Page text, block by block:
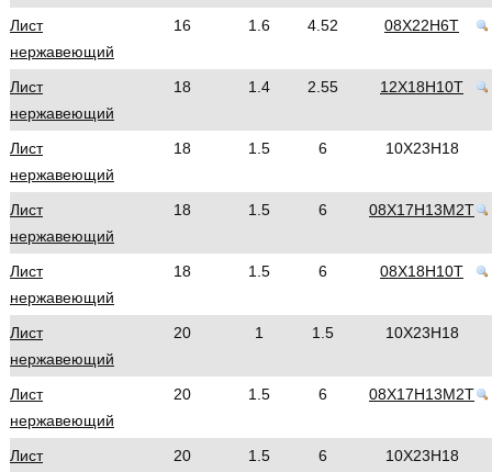
Лист
нержавеющий
16 1.6 4.52 08Х22Н6Т
Лист
нержавеющий
18 1.4 2.55 12Х18Н10Т
Лист
нержавеющий
18 1.5 6 10Х23Н18
Лист
нержавеющий
18 1.5 6 08Х17Н13М2Т
Лист
нержавеющий
18 1.5 6 08Х18Н10Т
Лист
нержавеющий
20 1 1.5 10Х23Н18
Лист
нержавеющий
20 1.5 6 08Х17Н13М2Т
Лист
20 1.5 6 10Х23Н18